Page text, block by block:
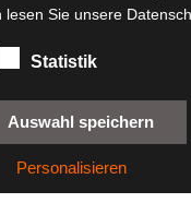
Sie unsere
Statistik
Auswahl speichern
Personalisieren